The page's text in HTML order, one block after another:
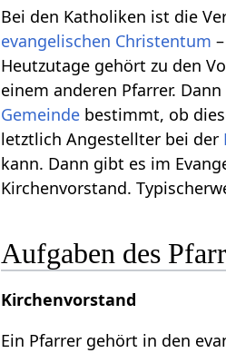
Bei den Katholiken ist die
evangelischen Christentum
Heutzutage gehört zu den
einem anderen Pfarrer.
Gemeinde bestimmt, ob
letztlich Angestellter bei der
kann. Dann gibt es im
Kirchenvorstand.
Aufgaben des
Kirchenvorstand
Ein Pfarrer gehört in den